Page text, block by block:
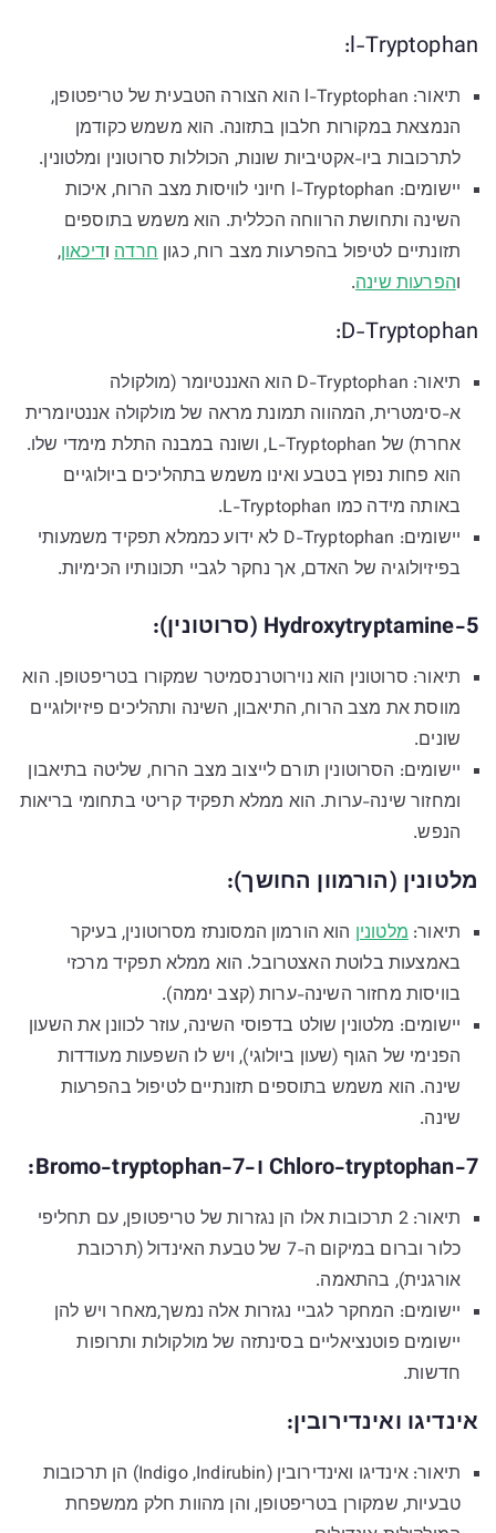
l-Tryptophan:
תיאור: l-Tryptophan הוא הצורה הטבעית של טריפטופן,
הנמצאת במקורות חלבון בתזונה. הוא משמש כקודמן
לתרכובות ביו-אקטיביות שונות, הכוללות סרוטונין ומלטונין.
יישומים: l-Tryptophan חיוני לוויסות מצב הרוח, איכות
השינה ותחושת הרווחה הכללית. הוא משמש בתוספים
תזונתיים לטיפול בהפרעות מצב רוח, כגוןחרדהודיכאון,
והפרעות שינה.
D-Tryptophan:
תיאור: D-Tryptophan הוא האננטיומר (מולקולה
א-סימטרית, המהווה תמונת מראה של מולקולה אננטיומרית
אחרת) של L-Tryptophan, ושונה במבנה התלת מימדי שלו.
הוא פחות נפוץ בטבע ואינו משמש בתהליכים ביולוגיים
באותה מידה כמו L-Tryptophan.
יישומים: D-Tryptophan לא ידוע כממלא תפקיד משמעותי
בפיזיולוגיה של האדם, אך נחקר לגביי תכונותיו הכימיות.
5-Hydroxytryptamine (סרוטונין):
תיאור: סרוטונין הוא נוירוטרנסמיטר שמקורו בטריפטופן. הוא
מווסת את מצב הרוח, התיאבון, השינה ותהליכים פיזיולוגיים
שונים.
יישומים: הסרוטונין תורם לייצוב מצב הרוח, שליטה בתיאבון
ומחזור שינה-ערות. הוא ממלא תפקיד קריטי בתחומי בריאות
הנפש.
מלטונין (הורמוון החושך):
תיאור:מלטוניןהוא הורמון המסונתז מסרוטונין, בעיקר
באמצעות בלוטת האצטרובל. הוא ממלא תפקיד מרכזי
בוויסות מחזור השינה-ערות (קצב יממה).
יישומים: מלטונין שולט בדפוסי השינה, עוזר לכוונן את השעון
הפנימי של הגוף (שעון ביולוגי), ויש לו השפעות מעודדות
שינה. הוא משמש בתוספים תזונתיים לטיפול בהפרעות
שינה.
7-Chloro-tryptophan ו-7-Bromo-tryptophan:
תיאור: 2 תרכובות אלו הן נגזרות של טריפטופן, עם תחליפי
כלור וברום במיקום ה-7 של טבעת האינדול (תרכובת
אורגנית), בהתאמה.
יישומים: המחקר לגביי נגזרות אלה נמשך,מאחר ויש להן
יישומים פוטנציאליים בסינתזה של מולקולות ותרופות
חדשות.
אינדיגו ואינדירובין:
תיאור: אינדיגו ואינדירובין (Indigo ,Indirubin) הן תרכובות
טבעיות, שמקורן בטריפטופן, והן מהוות חלק ממשפחת